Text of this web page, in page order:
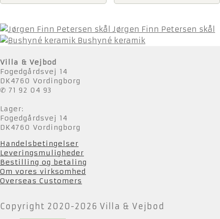
Jørgen Finn Petersen skål
Bushyné keramik
Villa & Vejbod
Fogedgårdsvej 14
DK4760 Vordingborg
✆ 71 92 04 93
Lager:
Fogedgårdsvej 14
DK4760 Vordingborg
Handelsbetingelser
Leveringsmuligheder
Bestilling og betaling
Om vores virksomhed
Overseas Customers
Copyright 2020-2026 Villa & Vejbod